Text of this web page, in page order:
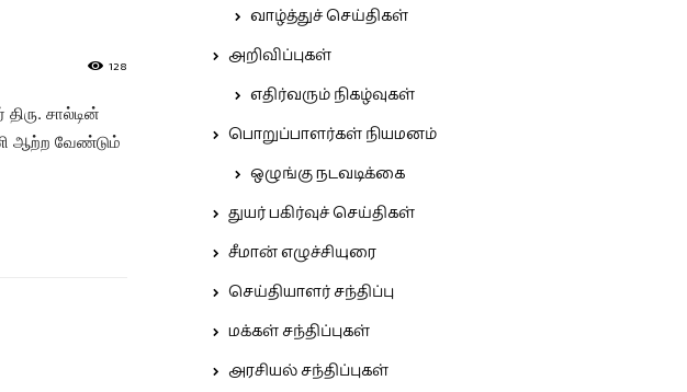
128
சால்டின்
ஆற்ற வேண்டும்
வாழ்த்துச் செய்திகள்
அறிவிப்புகள்
எதிர்வரும் நிகழ்வுகள்
பொறுப்பாளர்கள் நியமனம்
ஒழுங்கு நடவடிக்கை
துயர் பகிர்வுச் செய்திகள்
சீமான் எழுச்சியுரை
செய்தியாளர் சந்திப்பு
மக்கள் சந்திப்புகள்
அரசியல் சந்திப்புகள்